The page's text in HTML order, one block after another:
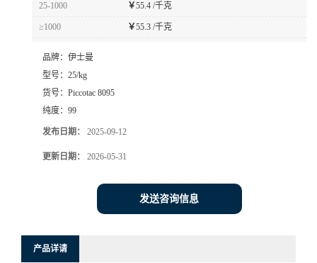
25-1000 ￥55.4 /千克
≥1000 ￥55.3 /千克
品牌： 伊士曼
型号： 25/kg
货号： Piccotac 8095
纯度： 99
发布日期： 2025-09-12
更新日期： 2026-05-31
发送咨询信息
产品详请